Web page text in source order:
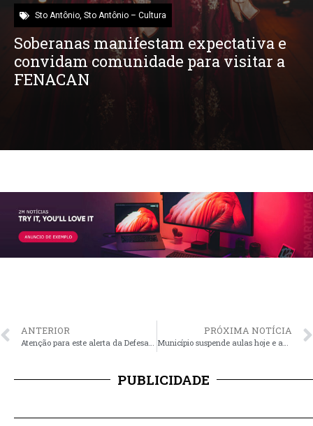
Sto Antônio, Sto Antônio – Cultura
Soberanas manifestam expectativa e
convidam comunidade para visitar a
FENACAN
ANTERIOR PRÓXIMA NOTÍCIA
PUBLICIDADE